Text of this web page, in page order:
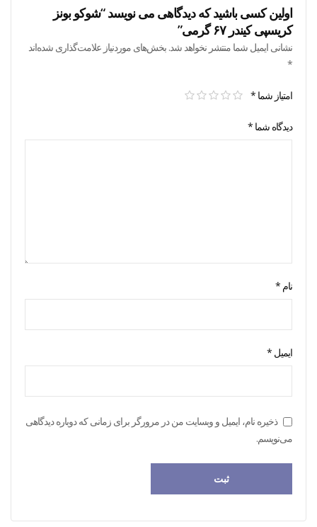
اولین کسی باشید که دیدگاهی می نویسد “شوکو بونز
کریسپی کیندر ۶۷ گرمی”
نشانی ایمیل شما منتشر نخواهد شد. بخش‌های موردنیاز علامت‌گذاری شده‌اند
*
امتیاز شما *
دیدگاه شما *
نام *
ایمیل *
ذخیره نام، ایمیل و وبسایت من در مرورگر برای زمانی که دوباره دیدگاهی
می‌نویسم.